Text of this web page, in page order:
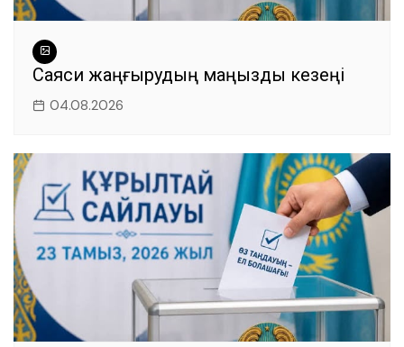
Саяси жаңғырудың маңызды кезеңі
04.08.2026